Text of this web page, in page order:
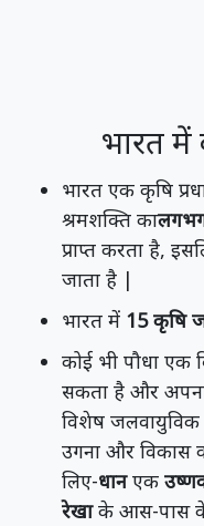
भारत में
भारत एक कृषि
श्रमशक्ति का
प्राप्त करता है,
जाता है |
भारत में 15 कृषि
कोई भी पौधा
सकता है और
विशेष जलवायुविक
उगना और विकास
लिए-धानएक
रेखाके आस-पास के